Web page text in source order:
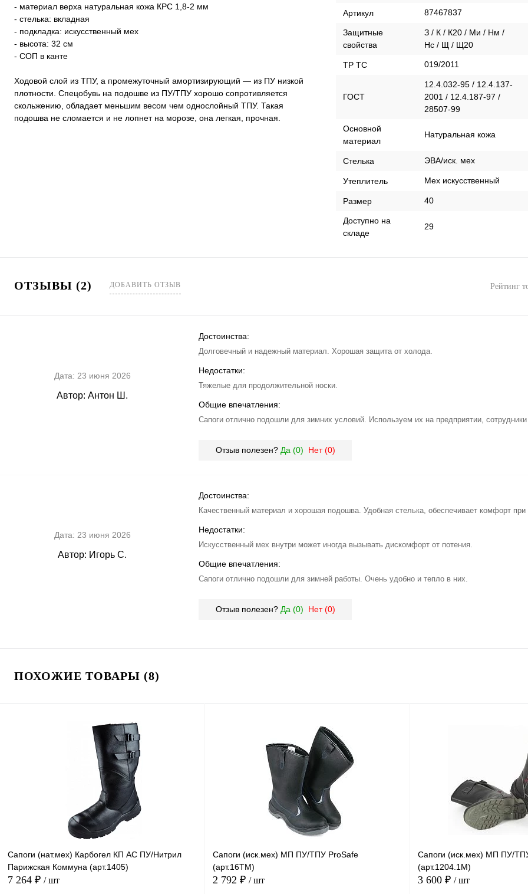
- материал верха натуральная кожа КРС 1,8-2 мм
- стелька: вкладная
- подкладка: искусственный мех
- высота: 32 см
- СОП в канте
Ходовой слой из ТПУ, а промежуточный амортизирующий — из ПУ низкой
плотности. Спецобувь на подошве из ПУ/ТПУ хорошо сопротивляется
скольжению, обладает меньшим весом чем однослойный ТПУ. Такая
подошва не сломается и не лопнет на морозе, она легкая, прочная.
Артикул 87467837
Защитные
свойства
З / К / К20 / Ми / Нм /
Нс / Щ / Щ20
ТР ТС 019/2011
ГОСТ
12.4.032-95 / 12.4.137-
2001 / 12.4.187-97 /
28507-99
Оcновной
материал
Натуральная кожа
Стелька ЭВА/иск. мех
Утеплитель Мех искусственный
Размер 40
Доступно на
складе
29
ОТЗЫВЫ (2) ДОБАВИТЬ ОТЗЫВ Рейтинг
Дата: 23 июня 2026
Автор: Антон Ш.
Достоинства:
Долговечный и надежный материал. Хорошая защита от холода.
Недостатки:
Тяжелые для продолжительной носки.
Общие впечатления:
Сапоги отлично подошли для зимних условий. Используем их на предприятии,
Отзыв полезен? Да (0) Нет (0)
Дата: 23 июня 2026
Автор: Игорь С.
Достоинства:
Качественный материал и хорошая подошва. Удобная стелька, обеспечивает комфорт при
Недостатки:
Искусственный мех внутри может иногда вызывать дискомфорт от потения.
Общие впечатления:
Сапоги отлично подошли для зимней работы. Очень удобно и тепло в них.
Отзыв полезен? Да (0) Нет (0)
ПОХОЖИЕ ТОВАРЫ (8)
Сапоги (нат.мех) Карбогел КП АС ПУ/Нитрил
Парижская Коммуна (арт.1405)
7 264 ₽ / шт
Сапоги (иск.мех) МП ПУ/ТПУ ProSafe
(арт.16ТМ)
2 792 ₽ / шт
Сапоги (иск.мех) МП ПУ/
(арт.1204.1М)
3 600 ₽ / шт